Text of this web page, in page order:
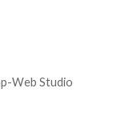
Web Studio